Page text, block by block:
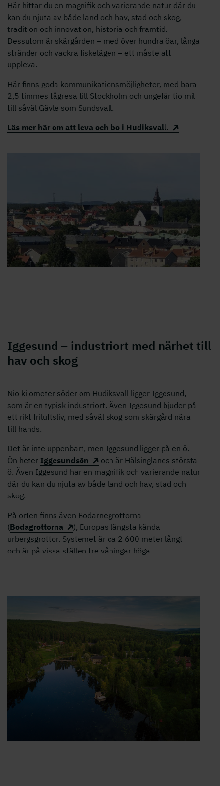
Här hittar du en magnifik och varierande natur där du
kan du njuta av både land och hav, stad och skog,
tradition och innovation, historia och framtid.
Dessutom är skärgården – med över hundra öar, långa
stränder och vackra fiskelägen – ett måste att
uppleva.
Här finns goda kommunikationsmöjligheter, med bara
2,5 timmes tågresa till Stockholm och ungefär tio mil
till såväl Gävle som Sundsvall.
Läs mer här om att leva och bo i Hudiksvall.
Iggesund – industriort med närhet till
hav och skog
Nio kilometer söder om Hudiksvall ligger Iggesund,
som är en typisk industriort. Även Iggesund bjuder på
ett rikt friluftsliv, med såväl skog som skärgård nära
till hands.
Det är inte uppenbart, men Iggesund ligger på en ö.
Ön heter Iggesundsön
och är Hälsinglands största
ö. Även Iggesund har en magnifik och varierande natur
där du kan du njuta av både land och hav, stad och
skog.
På orten finns även Bodarnegrottorna
(Bodagrottorna
), Europas längsta kända
urbergsgrottor. Systemet är ca 2 600 meter långt
och är på vissa ställen tre våningar höga.